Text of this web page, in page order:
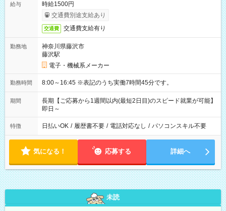
給与
時給1500円
交通費別途支給あり
交通費 交通費支給有り
勤務地
神奈川県藤沢市
藤沢駅
電子・機械系メーカー
勤務時間 8:00～16:45 ※表記のうち実働7時間45分です。
期間
長期【ご応募から1週間以内(最短2日目)のスピード就業が可能】
即日～
特徴 日払いOK / 履歴書不要 / 電話対応なし / パソコンスキル不要
気になる！ 応募する 詳細へ
未読